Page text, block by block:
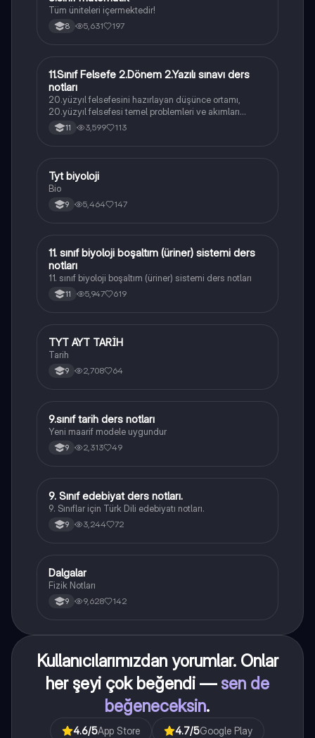
Tüm üniteleri içermektedir!
8 5,631 197
Felsefe
11.Sınıf Felsefe 2.Dönem 2.Yazılı sınavı ders
notları
20.yüzyıl felsefesini hazırlayan düşünce ortamı,
20.yüzyıl felsefesi temel problemleri ve akımları
konularını içermektedir
11 3,599 113
Biyoloji
Tyt biyoloji
Bio
9 5,464 147
Biyoloji
11. sınıf biyoloji boşaltım (üriner) sistemi ders
notları
11. sınıf biyoloji boşaltım (üriner) sistemi ders notları
11 5,947 619
Tarih
TYT AYT TARİH
Tarih
9 2,708 64
Tarih
9.sınıf tarih ders notları
Yeni maarif modele uygundur
9 2,313 49
Türk Dili ve Edebiyatı
9. Sınıf edebiyat ders notları.
9. Sınıflar için Türk Dili edebiyatı notları.
9 3,244 72
Fizik
Dalgalar
Fizik Notları
9 9,628 142
Kullanıcılarımızdan yorumlar. Onlar
her şeyi çok beğendi — sen de
beğeneceksin.
4.6/5App Store 4.7/5Google Play